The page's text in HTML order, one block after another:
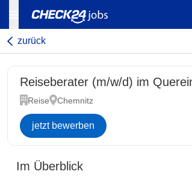
zurück
Reiseberater (m/w/d) im
Reise Chemnitz
jetzt bewerben
Im Überblick